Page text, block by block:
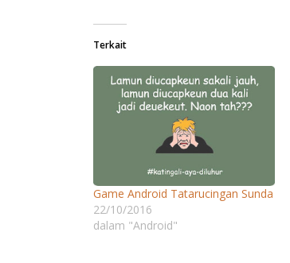
Terkait
Game Android Tatarucingan Sunda
22/10/2016
dalam "Android"